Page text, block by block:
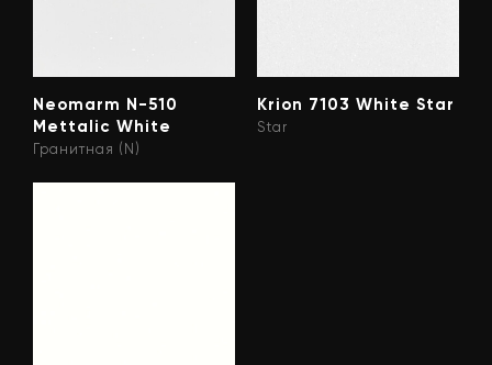
Neomarm N-510
Mettalic White
Гранитная (N)
Krion 7103 White Star
Star